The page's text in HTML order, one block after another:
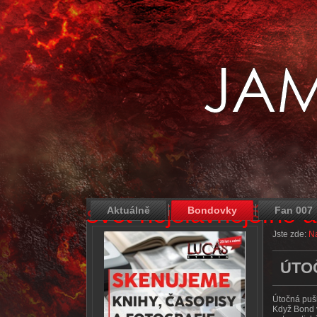
svět nejslavnějšího
Aktuálně Bondovky Fan 007
Jste zde:
Útočná
Když